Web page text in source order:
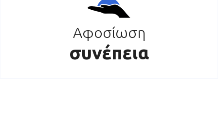
Αφοσίωση
συνέπεια